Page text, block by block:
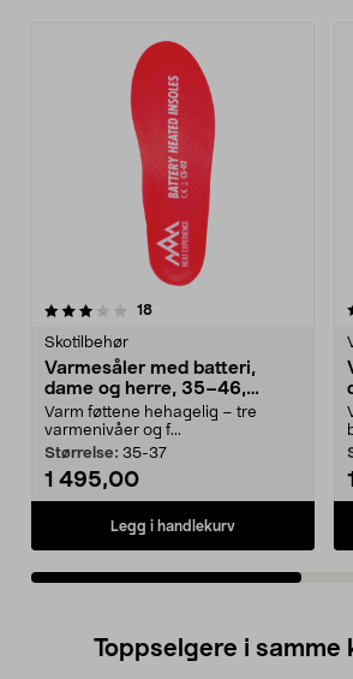
18anmeldelser
Skotilbehør
Varmesåler med batteri,
dame og herre, 35–46,
HeatX
Varm føttene hehagelig – tre
varmenivåer og f...
Størrelse: 35-37
1 495,00
Legg i handlekurv
5.0av 5 stjerner
Toppselgere i samme